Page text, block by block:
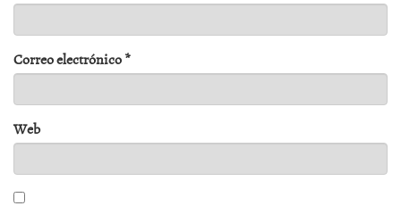
Correo electrónico*
Web